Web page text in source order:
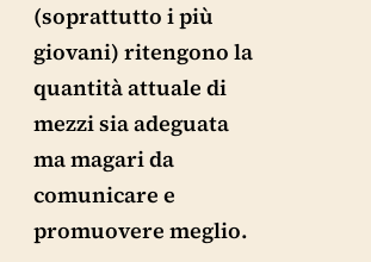
(soprattutto i più
giovani) ritengono la
quantità attuale di
mezzi sia adeguata
ma magari da
comunicare e
promuovere meglio.